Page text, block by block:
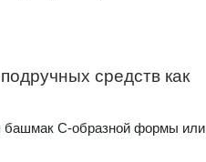
средств как
башмак С-образной формы или